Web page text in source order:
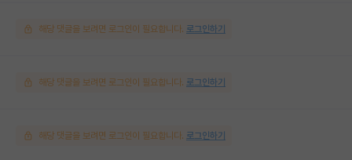
해당 댓글을 보려면 로그인이 필요합니다. 로그인하기
해당 댓글을 보려면 로그인이 필요합니다. 로그인하기
해당 댓글을 보려면 로그인이 필요합니다. 로그인하기